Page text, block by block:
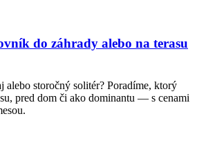
do záhrady alebo na terasu
alebo storočný solitér? Poradíme, ktorý
pred dom či ako dominantu — s cenami